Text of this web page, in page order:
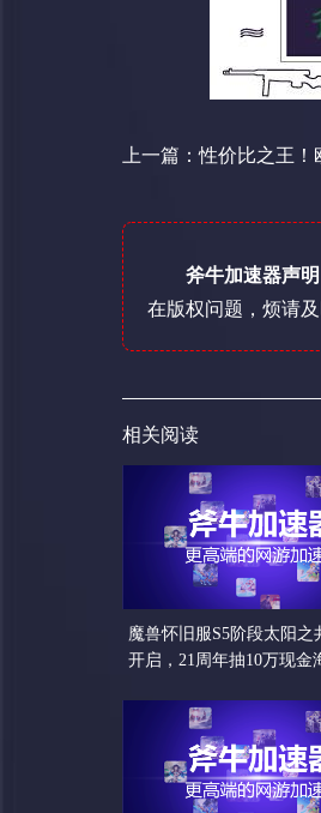
上一篇：性价比之王！
斧牛加速器声明
在版权问题，烦请
相关阅读
魔兽怀旧服S5阶段太阳之
开启，21周年抽10万现金